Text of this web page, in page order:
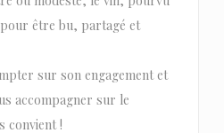
être bu, partagé et
sur son engagement et
accompagner sur le
convient !